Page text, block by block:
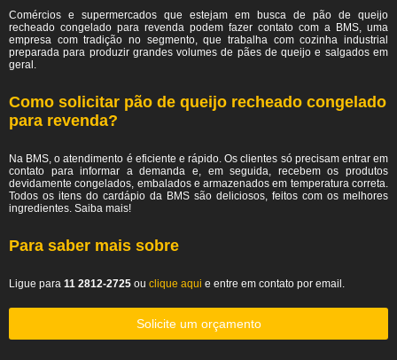
Comércios e supermercados que estejam em busca de pão de queijo
recheado congelado para revenda podem fazer contato com a BMS, uma
empresa com tradição no segmento, que trabalha com cozinha industrial
preparada para produzir grandes volumes de pães de queijo e salgados em
geral.
Como solicitar pão de queijo recheado congelado
para revenda?
Na BMS, o atendimento é eficiente e rápido. Os clientes só precisam entrar em
contato para informar a demanda e, em seguida, recebem os produtos
devidamente congelados, embalados e armazenados em temperatura correta.
Todos os itens do cardápio da BMS são deliciosos, feitos com os melhores
ingredientes. Saiba mais!
Para saber mais sobre
Ligue para 11 2812-2725 ou clique aqui e entre em contato por email.
Solicite um orçamento